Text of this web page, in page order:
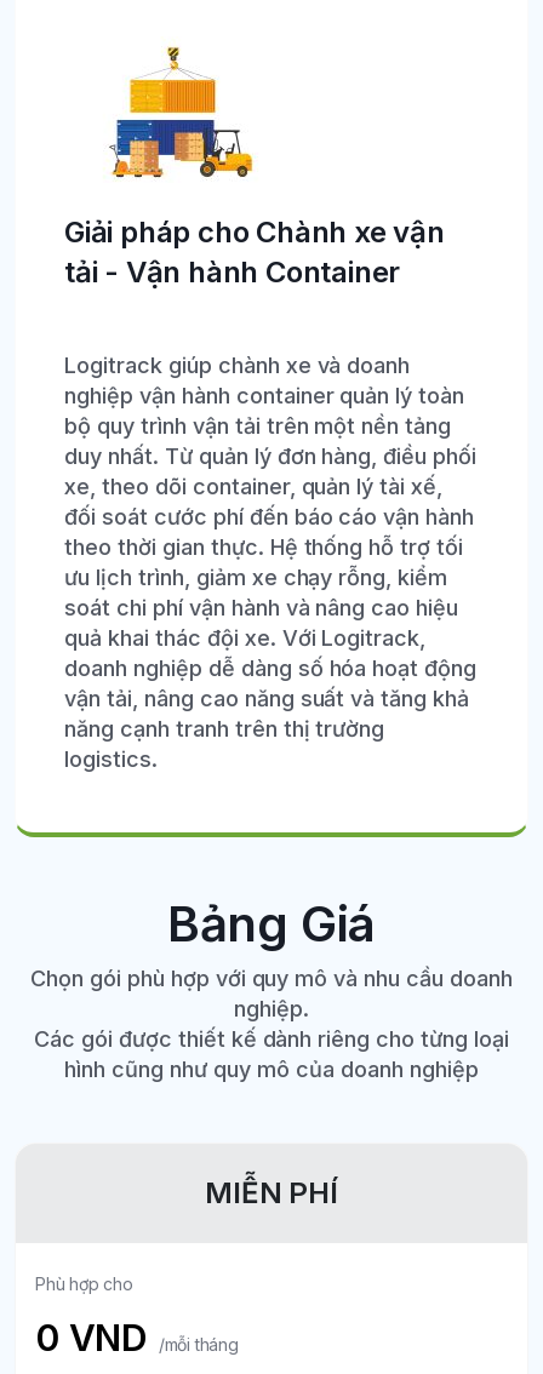
Giải pháp cho Chành xe vận
tải - Vận hành Container
Logitrack giúp chành xe và doanh
nghiệp vận hành container quản lý toàn
bộ quy trình vận tải trên một nền tảng
duy nhất. Từ quản lý đơn hàng, điều phối
xe, theo dõi container, quản lý tài xế,
đối soát cước phí đến báo cáo vận hành
theo thời gian thực. Hệ thống hỗ trợ tối
ưu lịch trình, giảm xe chạy rỗng, kiểm
soát chi phí vận hành và nâng cao hiệu
quả khai thác đội xe. Với Logitrack,
doanh nghiệp dễ dàng số hóa hoạt động
vận tải, nâng cao năng suất và tăng khả
năng cạnh tranh trên thị trường
logistics.
Bảng Giá
Chọn gói phù hợp với quy mô và nhu cầu doanh
nghiệp.
Các gói được thiết kế dành riêng cho từng loại
hình cũng như quy mô của doanh nghiệp
MIỄN PHÍ
Phù hợp cho
0 VND /mỗi tháng